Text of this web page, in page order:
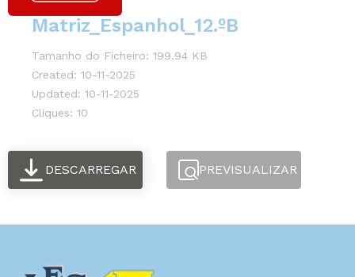
Matriz_Espanhol_12.ºB
Tamanho do Ficheiro: 199.94 KB
Created: 10-11-2025
Updated: 10-11-2025
Cliques: 10
DESCARREGAR PREVISUALIZAR